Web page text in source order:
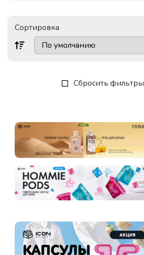
Сортировка
Сбросить фильтры